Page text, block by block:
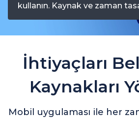
kullanın. Kaynak ve zaman
İhtiyaçları
Kaynakları
Mobil uygulaması ile her